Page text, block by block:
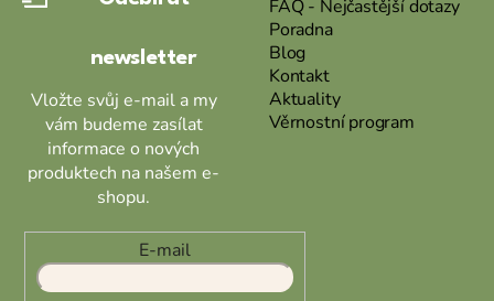
newsletter
Vložte svůj e-mail a my
vám budeme zasílat
informace o nových
produktech na našem e-
shopu.
E-mail
FAQ - Nejčastější dotazy
Poradna
Blog
Kontakt
Aktuality
Věrnostní program